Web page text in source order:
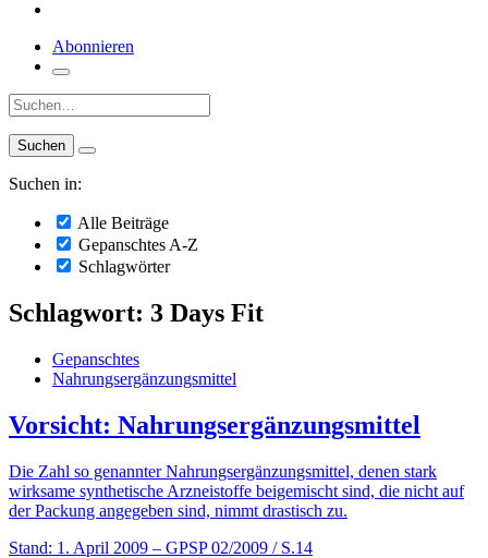
Abonnieren
Suche:
Suchen in:
Alle Beiträge
Gepanschtes A-Z
Schlagwörter
Schlagwort: 3 Days Fit
Gepanschtes
Nahrungsergänzungsmittel
Vorsicht: Nahrungsergänzungsmittel
Die Zahl so genannter Nahrungsergänzungsmittel, denen stark
wirksame synthetische Arzneistoffe beigemischt sind, die nicht auf
der Packung angegeben sind, nimmt drastisch zu.
Stand: 1. April 2009 – GPSP 02/2009 / S.14